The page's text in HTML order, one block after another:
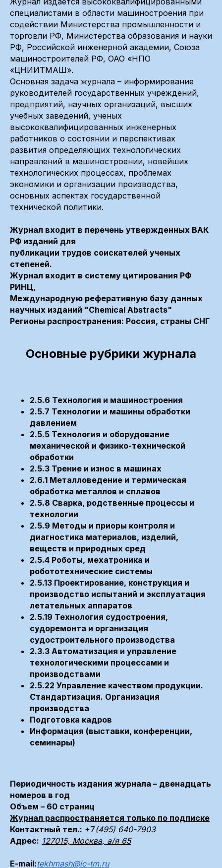
специалистами в области машиностроения при
содействии Министерства промышленности и
торговли РФ, Министерства образования и науки
РФ, Российской инженерной академии, Союза
машиностроителей РФ, ОАО «НПО
«ЦНИИТМАШ».
Основная задача журнала – информирование
руководителей государственных учреждений,
предприятий, научных организаций, высших
учебных заведений, ученых
высококвалифицированных инженерных
работников о состоянии и перспективах
развития определяющих технологических
направлений в машиностроении, новейших
технологических процессах, проблемах
экономики и организации производства,
основных аспектах государственной
технической политики.
Журнал входит в перечень утвержденных ВАК
РФ изданий для
публикации трудов соискателей ученых
степеней.
Журнал входит в систему цитирования РФ
РИНЦ,
Международную реферативную базу данных
научных изданий "Chemical Abstracts"
Регионы распространения: Россия, страны СНГ
Основные рубрики журнала
2.5.6 Технология и машиностроения
2.5.7 Технологии и машины обработки
давлением
2.5.5 Технология и оборудование
механической и физико-технической
обработки
2.5.3 Трение и износ в машинах
2.6.1 Металловедение и термическая
обработка металлов и сплавов
2.5.8 Сварка, родственные процессы и
технологии
2.5.9 Методы и приоры контроля и
диагностика материалов, изделий,
веществ и природных сред
2.5.4 Роботы, мехатроника и
робототехнические системы
2.5.13 Проектирование, конструкция и
производство испытаний и эксплуатация
летательных аппаратов
2.5.19 Технология судостроения,
судоремонта и организация
судостроительного производства
2.3.3 Автоматизация и управление
технологическими процессами и
производствами
2.5.22 Управление качеством продукции.
Стандартизация. Организация
производства
Подготовка кадров
Информация (выставки, конференции,
семинары)
Периодичность издания журнала – двенадцать
номеров в год
Объем – 60 страниц
Журнал распространяется только по подписке
Контактный тел.: +7(495) 640-7903
Адрес: 127015, Москва, а/я 65
E-mail:tekhmash@ic-tm.ru